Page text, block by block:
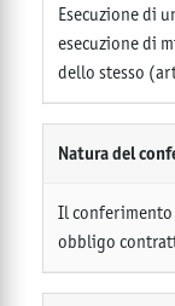
Esecuzione di
esecuzione di
dello stesso
Natura del
Il conferimento
obbligo